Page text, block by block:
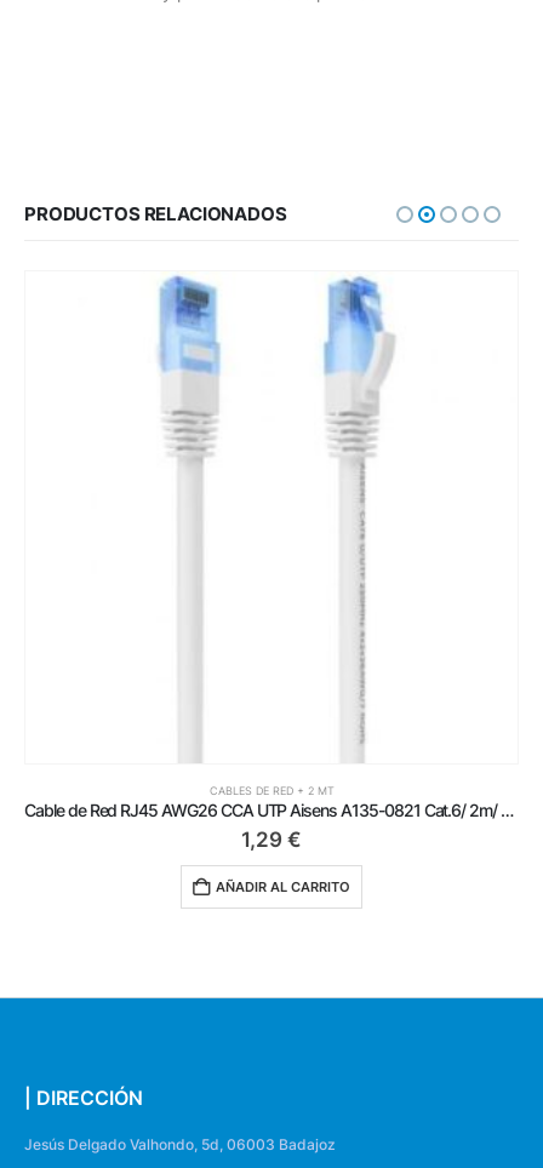
PRODUCTOS RELACIONADOS
CABLES DE RED + 2 MT
Cable de Red RJ45 AWG26 CCA UTP Aisens A135-0821 Cat.6/ 2m/ Blanco
1,29 €
AÑADIR AL CARRITO
| DIRECCIÓN
Jesús Delgado Valhondo, 5d, 06003 Badajoz